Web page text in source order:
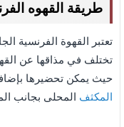
طريقة القهوه
تعتبر القهوة الفرنسية
تختلف في مذاقها عن
حيث يمكن تحضيرها
المكثف المحلى بجانب